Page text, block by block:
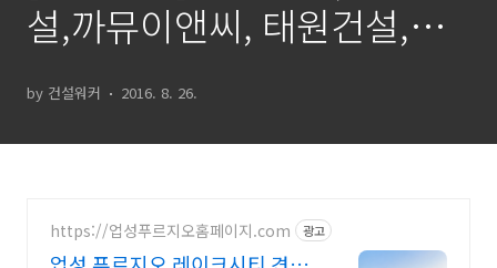
설,까뮤이앤씨, 태원건설,동
by 건설워커 2016. 8. 26.
https://업성푸르지오홈페이지.com 광고